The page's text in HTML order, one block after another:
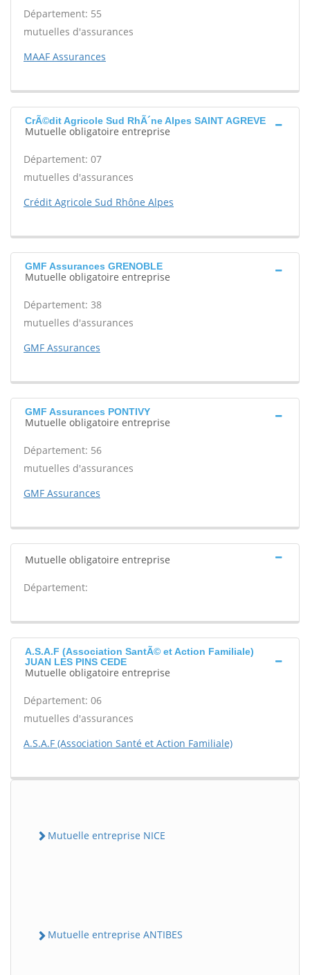
Département: 55
mutuelles d'assurances
MAAF Assurances
CrÃ©dit Agricole Sud RhÃ´ne Alpes SAINT AGREVE
Mutuelle obligatoire entreprise
Département: 07
mutuelles d'assurances
Crédit Agricole Sud Rhône Alpes
GMF Assurances GRENOBLE
Mutuelle obligatoire entreprise
Département: 38
mutuelles d'assurances
GMF Assurances
GMF Assurances PONTIVY
Mutuelle obligatoire entreprise
Département: 56
mutuelles d'assurances
GMF Assurances
Mutuelle obligatoire entreprise
Département:
A.S.A.F (Association SantÃ© et Action Familiale)
JUAN LES PINS CEDE
Mutuelle obligatoire entreprise
Département: 06
mutuelles d'assurances
A.S.A.F (Association Santé et Action Familiale)
Mutuelle entreprise NICE
Mutuelle entreprise ANTIBES